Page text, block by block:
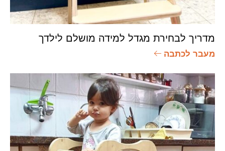
מדריך לבחירת מגדל למידה מושלם לילדך
מעבר לכתבה